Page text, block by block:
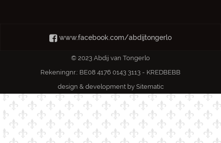
www.facebook.com/abdijtongerlo
© 2023 Abdij van Tongerlo
Rekeningnr.: BE08 4176 0143 3113 - KREDBEBB
design & development by Sitematic